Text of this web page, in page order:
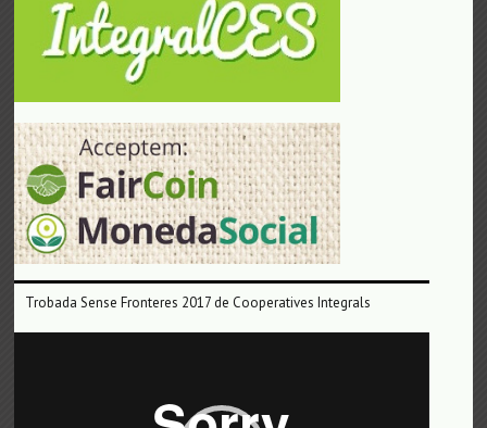
Trobada Sense Fronteres 2017 de Cooperatives Integrals